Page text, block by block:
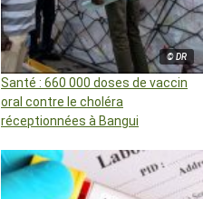
© DR
Santé : 660 000 doses de vaccin
oral contre le choléra
réceptionnées à Bangui